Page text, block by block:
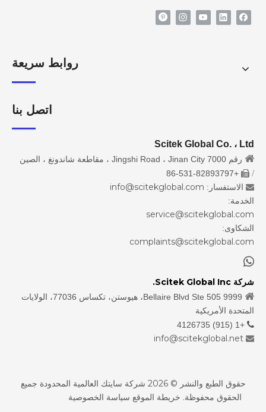
روابط سريعة
اتصل بنا
Scitek Global Co. ، Ltd
 رقم 7000 Jingshi Road ، Jinan City ، مقاطعة شاندونغ ، الصين
/

+86-531-82893797
 الاستفسار: info@scitekglobal.com
الخدمة:
service@scitekglobal.com
الشكاوى:
complaints@scitekglobal.com

شركة Scitek Global Inc.

9999 Bellaire Blvd Ste 505، هيوستن، تكساس 77036، الولايات
المتحدة الأمريكية

+1 (915) 4126735

info@scitekglobal.net
حقوق الطبع والنشر ©2026 شركة سايتك العالمية المحدودة جميع
الحقوق محفوظة. خريطة الموقع سياسة الخصوصية